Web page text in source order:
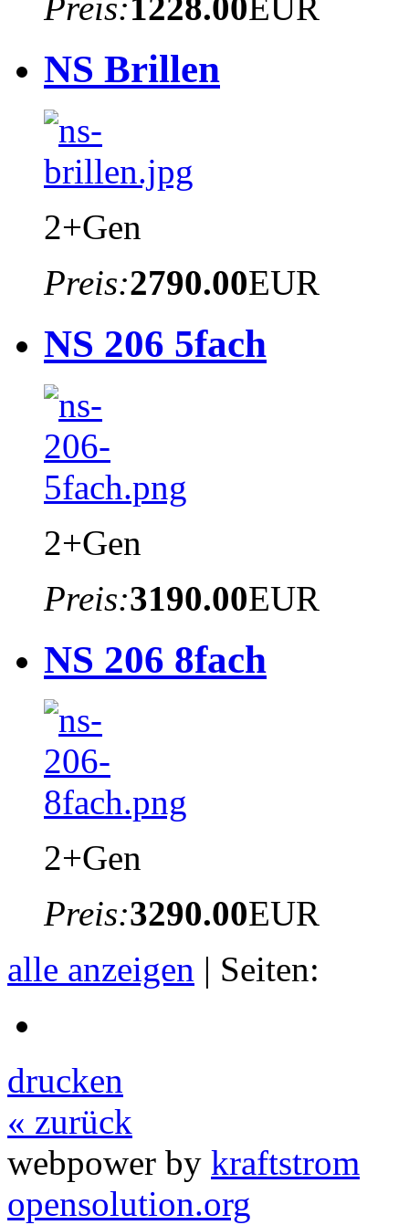
NS Brillen
2+Gen
Preis:2790.00EUR
NS 206 5fach
2+Gen
Preis:3190.00EUR
NS 206 8fach
2+Gen
Preis:3290.00EUR
alle anzeigen | Seiten:
drucken
« zurück
webpower by kraftstrom
opensolution.org